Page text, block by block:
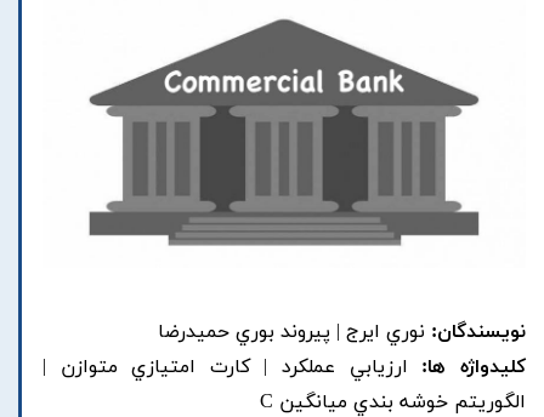
نویسندگان: نوري ايرج | پيروند بوري حميدرضا
کلیدواژه ها: ارزيابي عملکرد | کارت امتيازي متوازن |
الگوريتم خوشه بندي ميانگين C